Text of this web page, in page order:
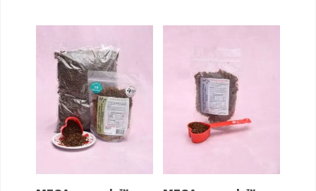
precios:
$24.99